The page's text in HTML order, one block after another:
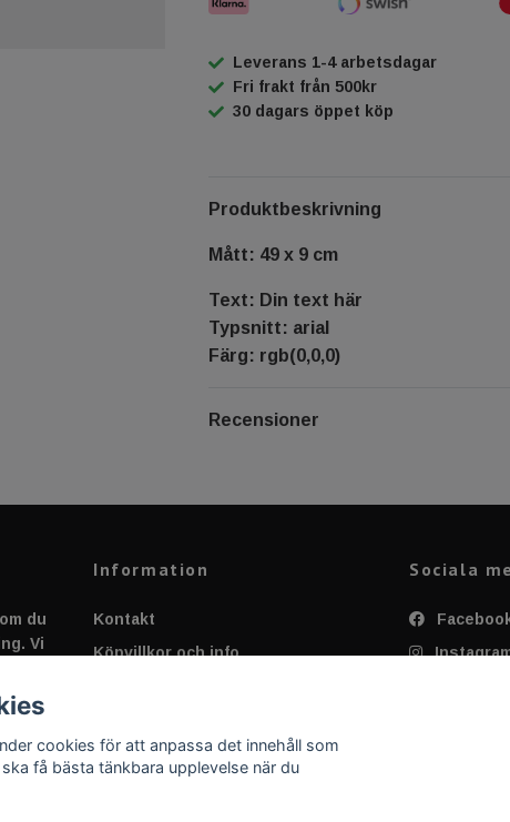
Leverans 1-4 arbetsdagar
Fri frakt från 500kr
30 dagars öppet köp
Produktbeskrivning
Mått: 49 x 9 cm
Text: Din text här
Typsnitt: arial
Färg: rgb(0,0,0)
Recensioner
du
Vi
Information
Kontakt
Köpvillkor och info
Applicering av Dekal
Sociala
cookies för att anpassa det innehåll som
få bästa tänkbara upplevelse när du